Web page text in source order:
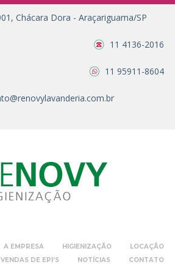
Chácara Dora - Araçariguama/SP
11 4136-2016
11 95911-8604
A EMPRESA HIGIENIZAÇÃO
LOCAÇÃO
VENDAS DE EPI’S
NOTÍCIAS CONTATO